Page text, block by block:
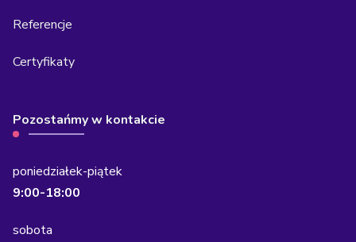
Referencje
Certyfikaty
Pozostańmy w kontakcie
poniedziałek-piątek
9:00-18:00
sobota